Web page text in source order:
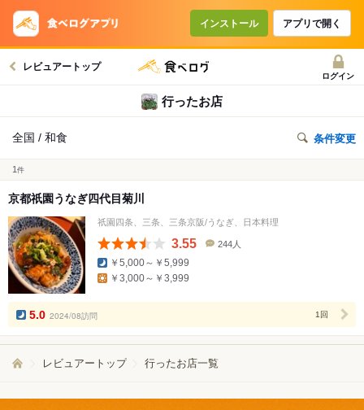
インストール アプリで開く
レビュアートップ
ログイン
行ったお店
全国 / 和食 条件変更
1 件
京都祇園うなぎ四代目菊川
祇園四条、三条、三条京阪/うなぎ、日本料理
3.55
数
244人
￥5,000～￥5,999
￥3,000～￥3,999
5.0 2024/08訪問 1回
レビュアートップ 行ったお店一覧